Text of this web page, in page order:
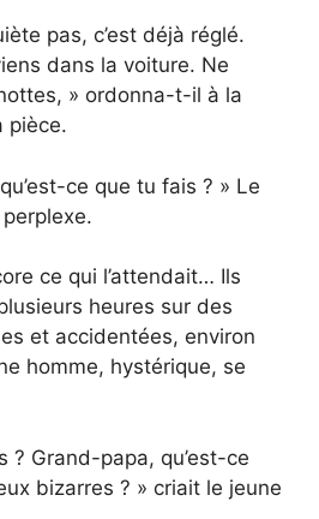
pas, c’est déjà réglé.
dans la voiture. Ne
» ordonna-t-il à la
pièce.
ce que tu fais ? » Le
ce qui l’attendait… Ils
heures sur des
et accidentées, environ
homme, hystérique, se
? Grand-papa, qu’est-ce
bizarres ? » criait le jeune